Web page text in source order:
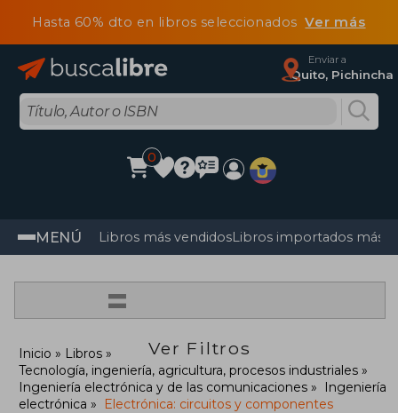
Hasta 60% dto en libros seleccionadosVer más
Enviar a
Quito, Pichincha
0
MENÚ Libros más vendidosLibros importados más
=
Ver Filtros
Inicio
Libros
Tecnología, ingeniería, agricultura, procesos industriales
Ingeniería electrónica y de las comunicaciones
Ingeniería
electrónica
Electrónica: circuitos y componentes